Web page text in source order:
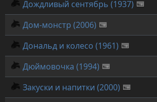
Дождливый сентябрь (1937)
Дом-монстр (2006)
Дональд и колесо (1961)
Дюймовочка (1994)
Закуски и напитки (2000)